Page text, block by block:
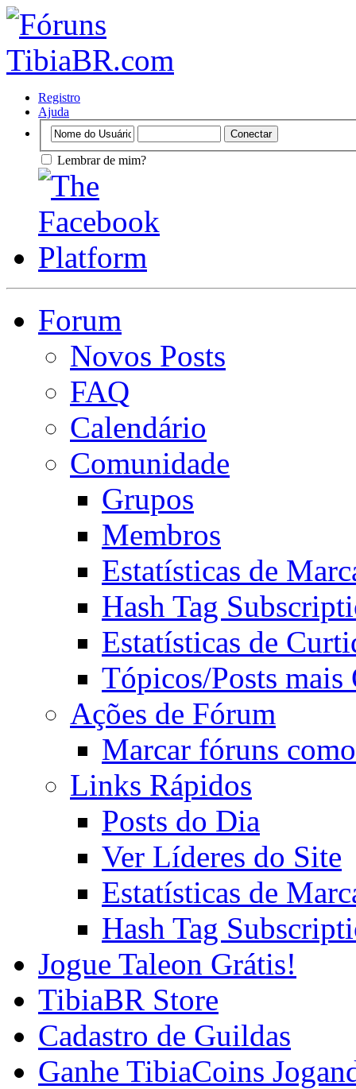
Registro
Ajuda
Lembrar de mim?
Forum
Novos Posts
FAQ
Calendário
Comunidade
Grupos
Membros
Estatísticas de
Hash Tag
Estatísticas de
Tópicos/Posts mais
Ações de Fórum
Marcar fóruns
Links Rápidos
Posts do Dia
Ver Líderes do Site
Estatísticas de
Hash Tag
Jogue Taleon Grátis!
TibiaBR Store
Cadastro de Guildas
Ganhe TibiaCoins